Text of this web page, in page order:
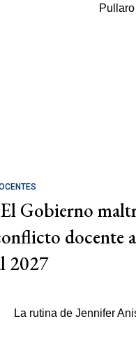
Gobierno
docente
2027